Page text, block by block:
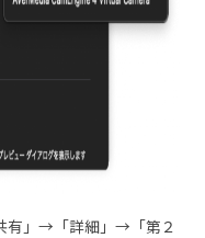
有」→「詳細」→「第２